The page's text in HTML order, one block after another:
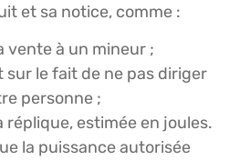
et sa notice, comme :
vente à un mineur ;
le fait de ne pas diriger
personne ;
réplique, estimée en joules.
la puissance autorisée